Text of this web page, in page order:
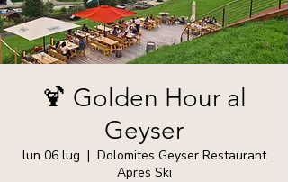
🍹 Golden Hour al
Geyser
lun 06 lug
  |
Dolomites Geyser Restaurant
Apres Ski